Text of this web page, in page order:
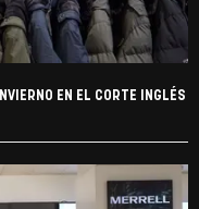
EN EL CORTE INGLÉS